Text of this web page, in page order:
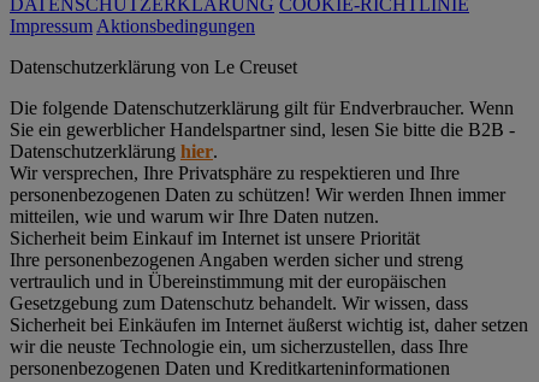
Impressum Aktionsbedingungen
Datenschutz­erklärung von Le Creuset
Die folgende Datenschutzerklärung gilt für Endverbraucher. Wenn
Sie ein gewerblicher Handelspartner sind, lesen Sie bitte die B2B -
Datenschutzerklärung hier.
Wir versprechen, Ihre Privatsphäre zu respektieren und Ihre
personenbezogenen Daten zu schützen! Wir werden Ihnen immer
mitteilen, wie und warum wir Ihre Daten nutzen.
Sicherheit beim Einkauf im Internet ist unsere Priorität
Ihre personenbezogenen Angaben werden sicher und streng
vertraulich und in Übereinstimmung mit der europäischen
Gesetzgebung zum Datenschutz behandelt. Wir wissen, dass
Sicherheit bei Einkäufen im Internet äußerst wichtig ist, daher setzen
wir die neuste Technologie ein, um sicherzustellen, dass Ihre
personenbezogenen Daten und Kreditkarteninformationen